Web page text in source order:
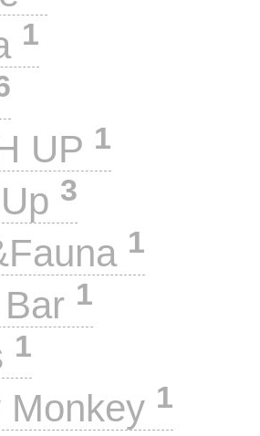
1
UP 1
3
1
1
1
Monkey 1